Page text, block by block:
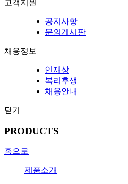
고객지원
공지사항
문의게시판
채용정보
인재상
복리후생
채용안내
닫기
PRODUCTS
홈으로
제품소개